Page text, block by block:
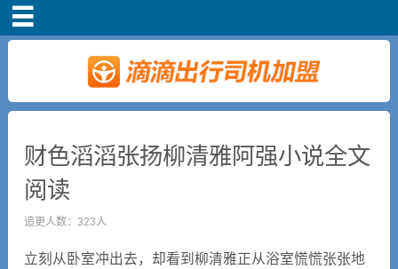
车主注册
补贴政策
财色滔滔张扬柳清雅阿强小说全文
阅读
追更人数：323人
立刻从卧室冲出去，却看到柳清雅正从浴室慌慌张张地